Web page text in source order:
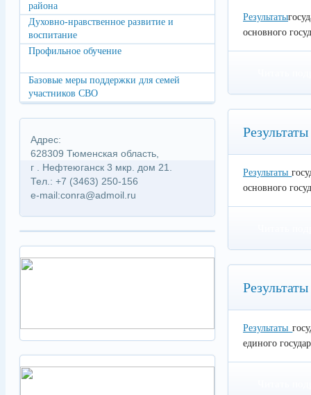
района
Духовно-нравственное развитие и
воспитание
Профильное обучение
Базовые меры поддержки для семей
участников СВО
Адрес:
628309 Тюменская область,
г . Нефтеюганск 3 мкр. дом 21.
Тел.: +7 (3463) 250-156
e-mail:conra@admoil.ru
Результаты
основного
Результаты
основного
Результаты
единого